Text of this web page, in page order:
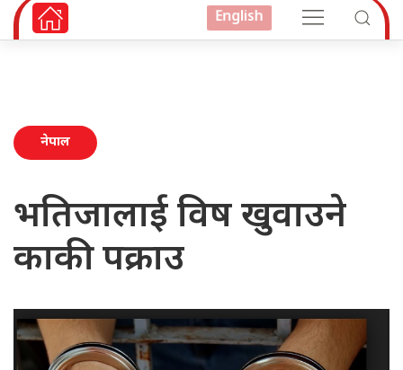
English
नेपाल
भतिजालाई विष खुवाउने
काकी पक्राउ